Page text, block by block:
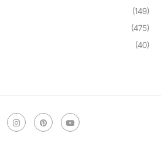
(149)
(475)
(40)